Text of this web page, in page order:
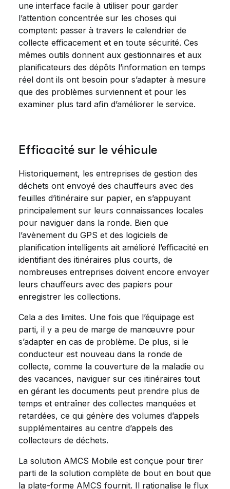
une interface facile à utiliser pour garder
l’attention concentrée sur les choses qui
comptent: passer à travers le calendrier de
collecte efficacement et en toute sécurité. Ces
mêmes outils donnent aux gestionnaires et aux
planificateurs des dépôts l’information en temps
réel dont ils ont besoin pour s’adapter à mesure
que des problèmes surviennent et pour les
examiner plus tard afin d’améliorer le service.
Efficacité sur le véhicule
Historiquement, les entreprises de gestion des
déchets ont envoyé des chauffeurs avec des
feuilles d’itinéraire sur papier, en s’appuyant
principalement sur leurs connaissances locales
pour naviguer dans la ronde. Bien que
l’avènement du GPS et des logiciels de
planification intelligents ait amélioré l’efficacité en
identifiant des itinéraires plus courts, de
nombreuses entreprises doivent encore envoyer
leurs chauffeurs avec des papiers pour
enregistrer les collections.
Cela a des limites. Une fois que l’équipage est
parti, il y a peu de marge de manœuvre pour
s’adapter en cas de problème. De plus, si le
conducteur est nouveau dans la ronde de
collecte, comme la couverture de la maladie ou
des vacances, naviguer sur ces itinéraires tout
en gérant les documents peut prendre plus de
temps et entraîner des collectes manquées et
retardées, ce qui génère des volumes d’appels
supplémentaires au centre d’appels des
collecteurs de déchets.
La solution AMCS Mobile est conçue pour tirer
parti de la solution complète de bout en bout que
la plate-forme AMCS fournit. Il rationalise le flux